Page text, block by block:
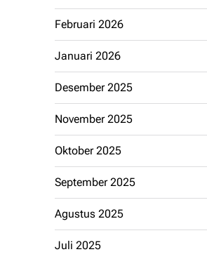
Februari 2026
Januari 2026
Desember 2025
November 2025
Oktober 2025
September 2025
Agustus 2025
Juli 2025